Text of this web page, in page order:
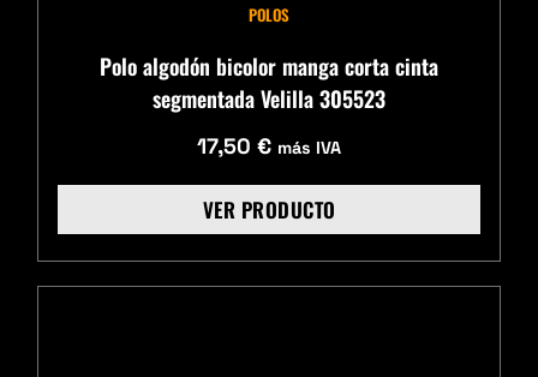
POLOS
Polo algodón bicolor manga corta cinta
segmentada Velilla 305523
17,50 € más IVA
VER PRODUCTO